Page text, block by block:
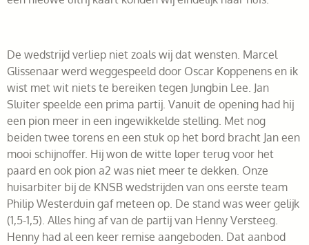
De wedstrijd verliep niet zoals wij dat wensten. Marcel
Glissenaar werd weggespeeld door Oscar Koppenens en ik
wist met wit niets te bereiken tegen Jungbin Lee. Jan
Sluiter speelde een prima partij. Vanuit de opening had hij
een pion meer in een ingewikkelde stelling. Met nog
beiden twee torens en een stuk op het bord bracht Jan een
mooi schijnoffer. Hij won de witte loper terug voor het
paard en ook pion a2 was niet meer te dekken. Onze
huisarbiter bij de KNSB wedstrijden van ons eerste team
Philip Westerduin gaf meteen op. De stand was weer gelijk
(1,5-1,5). Alles hing af van de partij van Henny Versteeg.
Henny had al een keer remise aangeboden. Dat aanbod